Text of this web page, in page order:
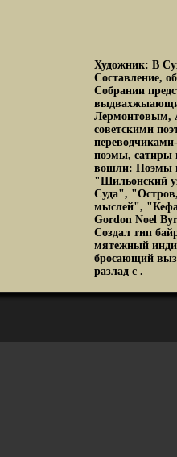
Художник: В
Составление,
Собрании
Лермонтовым,
советскими
поэмы, сатиры
вошли: Поэмы
"Шильонский
Суда",
мыслей",
Gordon Noel
Создал тип
мятежный
бросающий
разлад с .